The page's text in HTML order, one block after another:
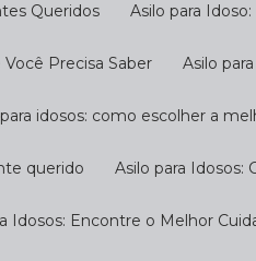
Queridos Asilo para
Você Precisa Saber Asilo
para idosos: como escolher a
querido Asilo para
Idosos: Encontre o Melhor